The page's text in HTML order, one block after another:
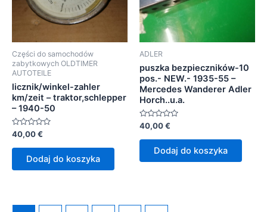
Części do samochodów
zabytkowych OLDTIMER
AUTOTEILE
licznik/winkel-zahler
km/zeit – traktor,schlepper
– 1940-50
Oceniono
0
na
40,00€
Dodaj do koszyka
ADLER
puszka bezpieczników-10
pos.- NEW.- 1935-55 –
Mercedes Wanderer Adler
Horch..u.a.
Oceniono
0
na
40,00€
Dodaj do koszyka